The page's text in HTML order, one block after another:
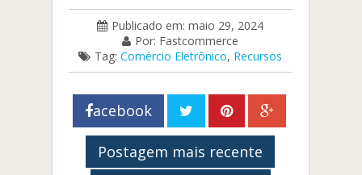
Publicado em: maio 29, 2024
Por: Fastcommerce
Tag:Comércio Eletrônico, Recursos
acebook
Postagem mais recente